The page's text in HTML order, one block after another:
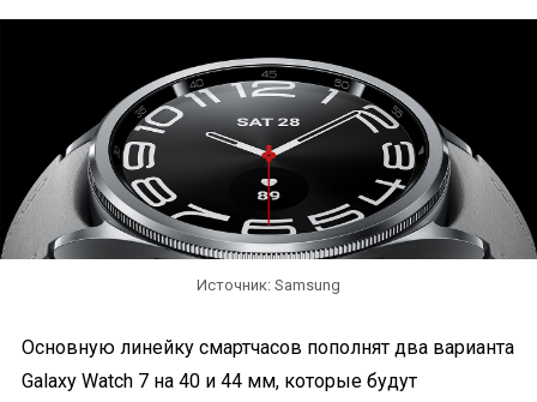
Источник: Samsung
Основную линейку смартчасов пополнят два варианта
Galaxy Watch 7 на 40 и 44 мм, которые будут